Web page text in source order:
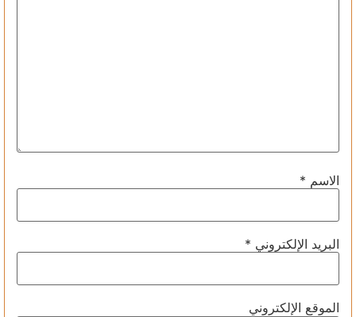
الاسم *
البريد الإلكتروني *
الموقع الإلكتروني